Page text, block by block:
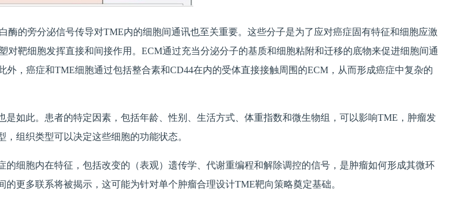
的旁分泌信号传导对TME内的细胞间通讯也至关重要。这些分子是为了应对癌症固有特征和细胞应激
靶细胞发挥直接和间接作用。ECM通过充当分泌分子的基质和细胞粘附和迁移的底物来促进细胞间通
，癌症和TME细胞通过包括整合素和CD44在内的受体直接接触周围的ECM，从而形成癌症中复杂的
如此。患者的特定因素，包括年龄、性别、生活方式、体重指数和微生物组，可以影响TME，肿瘤发
组织类型可以决定这些细胞的功能状态。
细胞内在特征，包括改变的（表观）遗传学、代谢重编程和解除调控的信号，是肿瘤如何形成其微环
更多联系将被揭示，这可能为针对单个肿瘤合理设计TME靶向策略奠定基础。